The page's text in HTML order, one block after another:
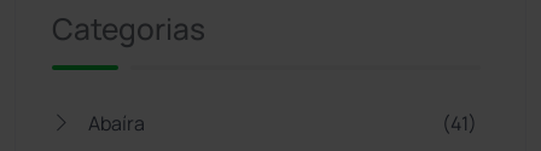
Categorias
Abaíra (41)